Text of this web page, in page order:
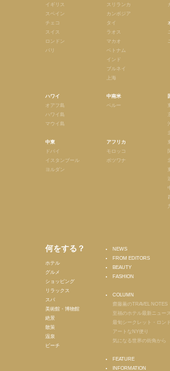
イギリス
スペイン
チェコ
スイス
ロンドン
パリ
ハワイ
オアフ島
ハワイ島
マウイ島
中東
ドバイ
イスタンブール
ヨルダン
スリランカ
カンボジア
タイ
ラオス
マカオ
ベトナム
インド
ブルネイ
上海
中南米
ペルー
アフリカ
モロッコ
ボツワナ
何をする？
ホテル
グルメ
ショッピング
リラックス
スパ
美術館・博物館
絶景
散策
温泉
ビーチ
NEWS
FROM EDITORS
BEAUTY
FASHION
COLUMN
齋藤薫のTRAVEL NOTES
至福のホテル最新ニュース
最旬シークレット・ロン
アートなNY便り
気になる世界の街角から
FEATURE
INFORMATION